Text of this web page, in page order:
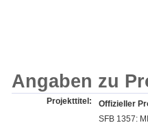
Angaben zu
Projekttitel:
Offizieller
SFB 1357: